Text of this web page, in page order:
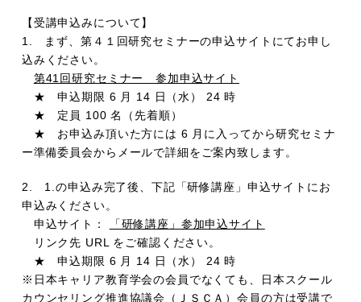
【受講申込みについて】
1. まず、第４１回研究セミナーの申込サイトにてお申し
込みください。
第41回研究セミナー 参加申込サイト
★ 申込期限 6 月 14 日（水） 24 時
★ 定員 100 名（先着順）
★ お申込み頂いた方には 6 月に入ってから研究セミナ
ー準備委員会からメールで詳細をご案内致します。
2. 1.の申込み完了後、下記「研修講座」申込サイトにお
申込みください。
申込サイト：
「研修講座」参加申込サイト
リンク先 URL をご確認ください。
★ 申込期限 6 月 14 日（水） 24 時
※日本キャリア教育学会の会員でなくても、日本スクール
カウンセリング推進協議会（ＪＳＣＡ）会員の方は受講で